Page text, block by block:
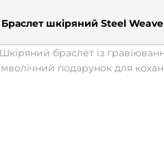
Браслет шкіряний Steel Weave